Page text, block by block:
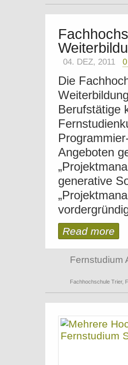
04. DEZ, 2011
Die
Berufstätige
Angeboten
generative
Read more
Fernstudium
Fachhochschule Trier,